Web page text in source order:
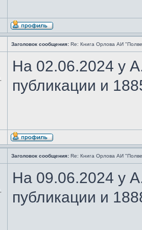
Заголовок сообщения: Re: Книга Орлова АИ
На 02.06.2024 у
публикации и
Заголовок сообщения: Re: Книга Орлова АИ
На 09.06.2024 у
публикации и